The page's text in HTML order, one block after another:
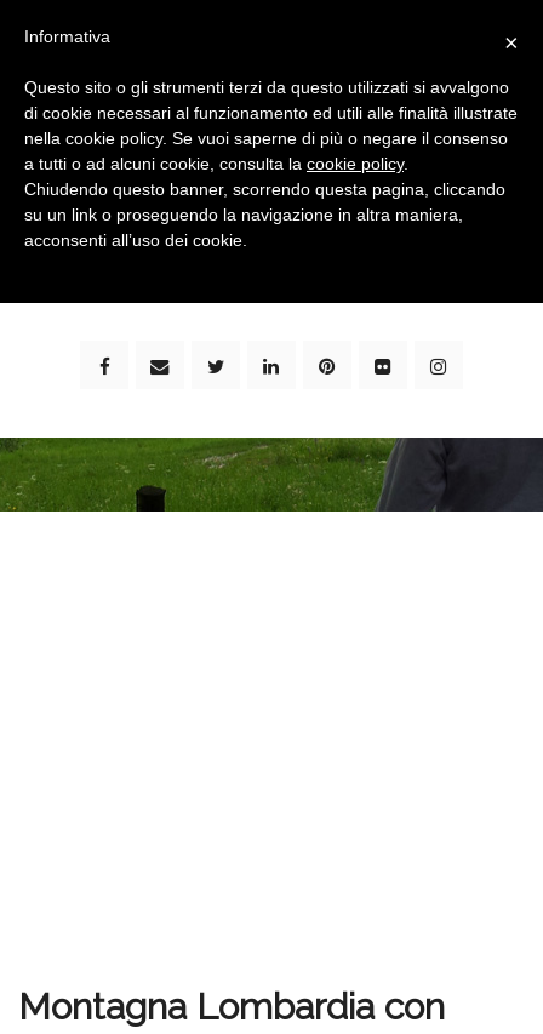
bimbi e viaggi - family travel blog: community #1 in
Montagna Lombardia con
×
Informativa
Questo sito o gli strumenti terzi da questo utilizzati si avvalgono
di cookie necessari al funzionamento ed utili alle finalità illustrate
nella cookie policy. Se vuoi saperne di più o negare il consenso
a tutti o ad alcuni cookie, consulta la cookie policy.
Chiudendo questo banner, scorrendo questa pagina, cliccando
su un link o proseguendo la navigazione in altra maniera,
acconsenti all’uso dei cookie.